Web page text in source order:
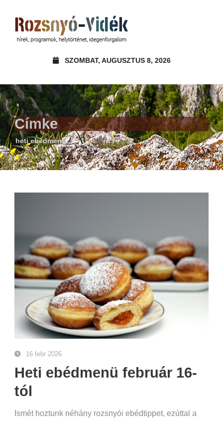
SZOMBAT, AUGUSZTUS 8, 2026
Címke
heti ebédmenü
16 febr 2026
Heti ebédmenü február 16-
tól
Ismét hoztunk néhány rozsnyói ebédtippet, ezúttal a